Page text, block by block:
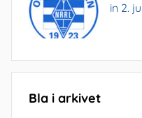
in 2.
Bla i arkivet